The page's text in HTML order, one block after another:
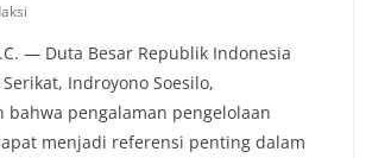
— Duta Besar Republik Indonesia
Indroyono Soesilo,
bahwa pengalaman pengelolaan
menjadi referensi penting dalam